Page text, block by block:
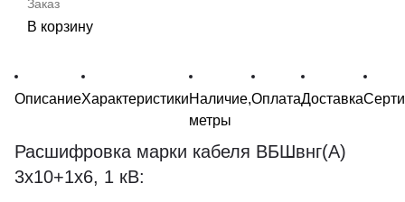
В корзину
ОписаниеХарактеристикиНаличие,
метры
ОплатаДоставка
Расшифровка марки кабеля ВБШвнг(А)
3х10+1х6, 1 кВ: